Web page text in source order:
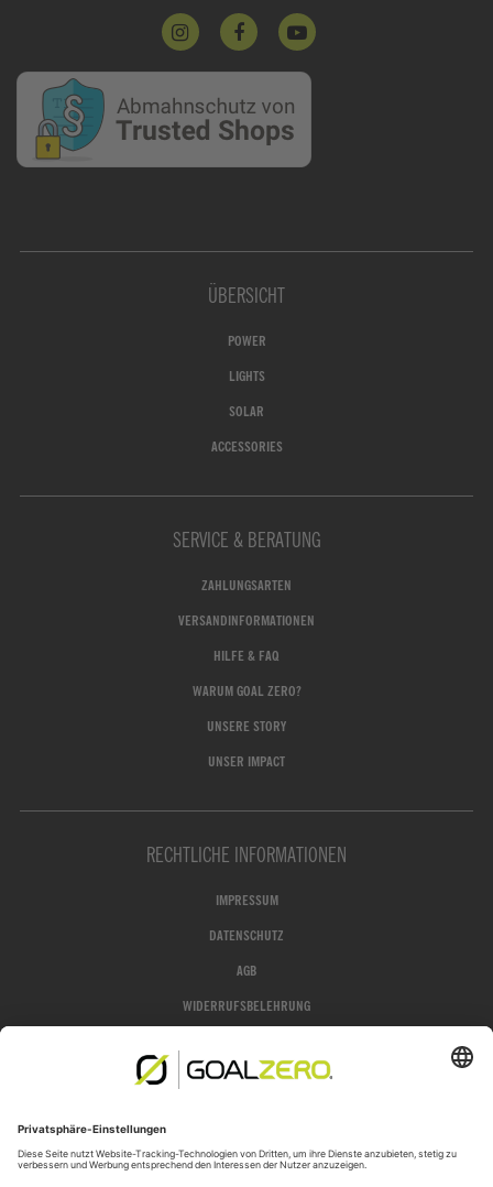
ÜBERSICHT
POWER
LIGHTS
SOLAR
ACCESSORIES
SERVICE & BERATUNG
ZAHLUNGSARTEN
VERSANDINFORMATIONEN
HILFE & FAQ
WARUM GOAL ZERO?
UNSERE STORY
UNSER IMPACT
RECHTLICHE INFORMATIONEN
IMPRESSUM
DATENSCHUTZ
AGB
WIDERRUFSBELEHRUNG